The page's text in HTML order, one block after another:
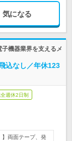
気になる
機器業界を支えるメ
込なし／年休123
週休2日制
】両面テープ、発